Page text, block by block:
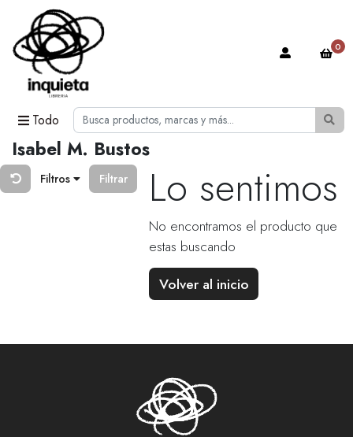
Todo
0
Isabel M. Bustos
Filtros Filtrar Lo sentimos
No encontramos el producto que
estas buscando
Volver al inicio